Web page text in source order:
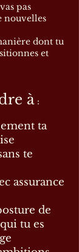
pas
nouvelles
dont tu
et
à :
ta
te
assurance
de
tu es